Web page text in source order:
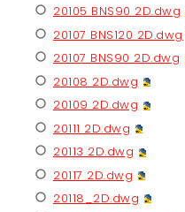
20105 BNS90 2D.dwg
20107 BNS120 2D.dwg
20107 BNS90 2D.dwg
20108 2D.dwg
20109 2D.dwg
20111 2D.dwg
20113 2D.dwg
20117 2D.dwg
20118_2D.dwg